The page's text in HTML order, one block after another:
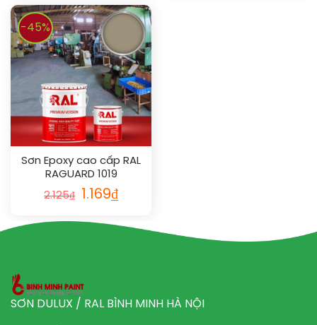
-45%
Sơn Epoxy cao cấp RAL
RAGUARD 1019
2.125₫ 1.169₫
SƠN DULUX / RAL BÌNH MINH HÀ NỘI